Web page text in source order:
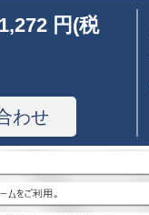
円(税
わせ